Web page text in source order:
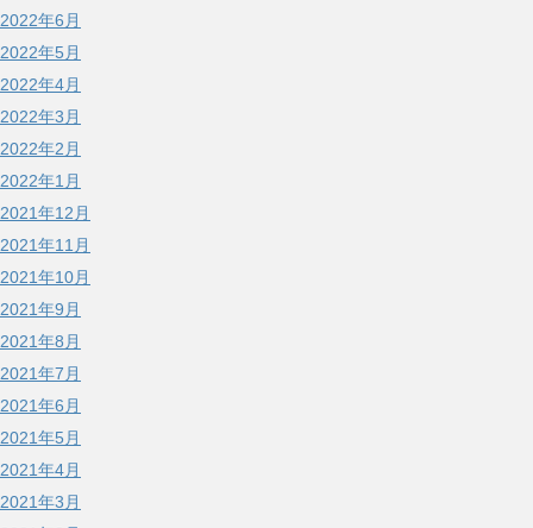
2022年6月
2022年5月
2022年4月
2022年3月
2022年2月
2022年1月
2021年12月
2021年11月
2021年10月
2021年9月
2021年8月
2021年7月
2021年6月
2021年5月
2021年4月
2021年3月